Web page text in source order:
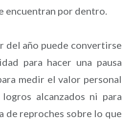
encuentran por dentro.
del año puede convertirse
para hacer una pausa
medir el valor personal
alcanzados ni para
de reproches sobre lo que